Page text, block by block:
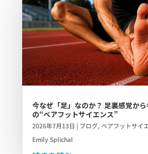
今なぜ「足」なのか？ 足裏感覚か
の“ベアフットサイエンス”
2026年7月13日 | ブログ, ベアフットサイ
Emily Splichal